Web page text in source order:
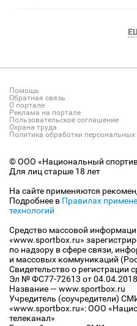
Помощь
Обратная связь
О портале
Реклама на портале
Пользовательское соглашение
Охрана труда
Политика обработки
© ООО «Национальный
Для лиц старше 18 лет
На сайте применяются
Подробнее в Правилах
технологий
Средство массовой
«www.sportbox.ru»
по надзору в сфере связи,
и массовых коммуникаций
Свидетельство о регистрации
Эл № ФС77-72613 от 04.04.2018
Название — www.sportbox.ru
Учредитель (соучредители)
«www.sportbox.ru»: ООО
телеканал»